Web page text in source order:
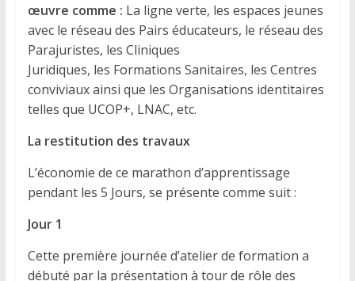
œuvre comme : La ligne verte, les espaces jeunes
avec le réseau des Pairs éducateurs, le réseau des
Parajuristes, les Cliniques
Juridiques, les Formations Sanitaires, les Centres
conviviaux ainsi que les Organisations identitaires
telles que UCOP+, LNAC, etc.
La restitution des travaux
L’économie de ce marathon d’apprentissage
pendant les 5 Jours, se présente comme suit :
Jour 1
Cette première journée d’atelier de formation a
débuté par la présentation à tour de rôle des